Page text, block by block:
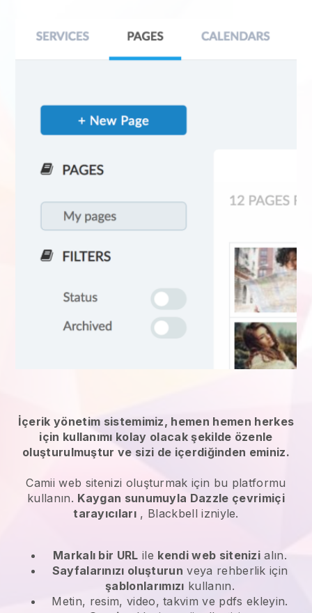
İçerik yönetim sistemimiz, hemen hemen herkes
için kullanımı kolay olacak şekilde özenle
oluşturulmuştur ve sizi de içerdiğinden eminiz.
Camii web sitenizi oluşturmak için bu platformu
kullanın. Kaygan sunumuyla Dazzle çevrimiçi
tarayıcıları , Blackbell izniyle.
Markalı bir URL ile kendi web sitenizi alın.
Sayfalarınızı oluşturun veya rehberlik için
şablonlarımızı kullanın.
Metin, resim, video, takvim ve pdfs ekleyin.